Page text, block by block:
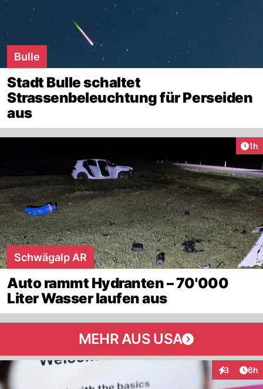
Bulle
Stadt Bulle schaltet
Strassenbeleuchtung für Perseiden
aus
1h
Schwägalp AR
Auto rammt Hydranten – 70'000
Liter Wasser laufen aus
MEHR AUS USA
3 6h